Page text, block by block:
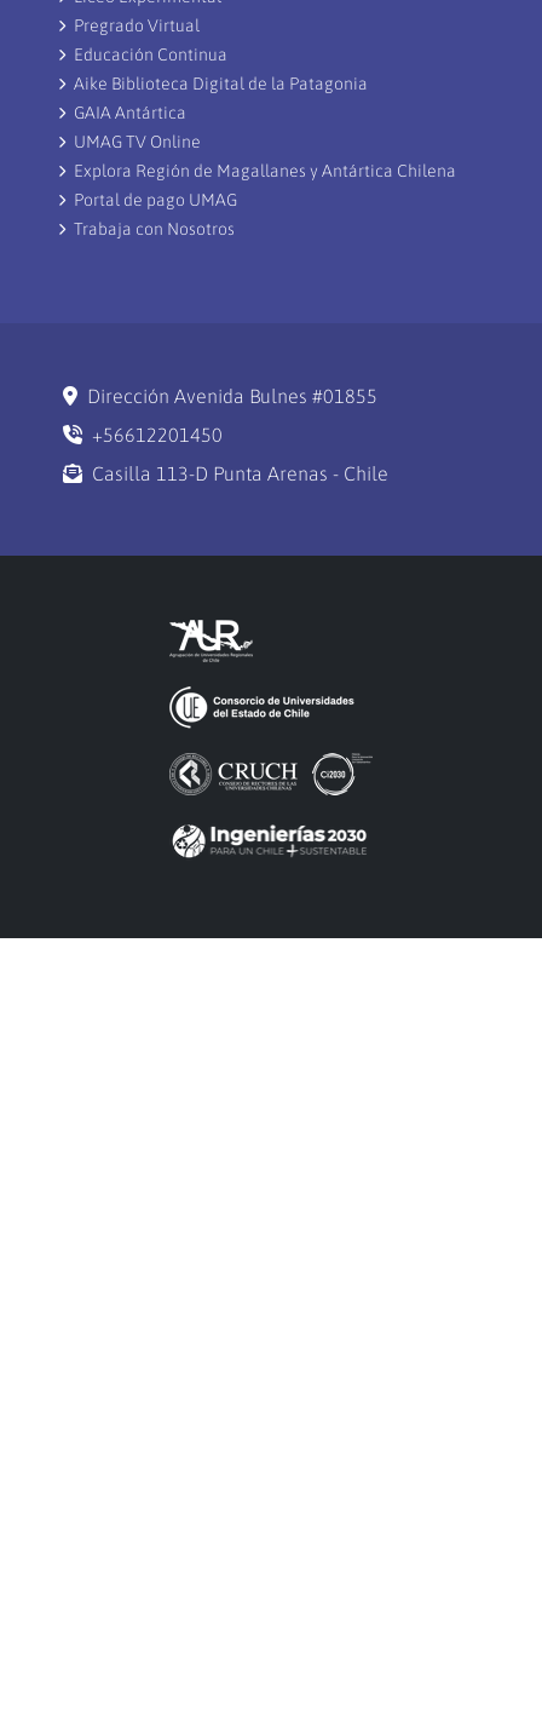
Pregrado Virtual
Educación Continua
Aike Biblioteca Digital de la Patagonia
GAIA Antártica
UMAG TV Online
Explora Región de Magallanes y Antártica Chilena
Portal de pago UMAG
Trabaja con Nosotros
Dirección Avenida Bulnes #01855
+56612201450
Casilla 113-D Punta Arenas - Chile